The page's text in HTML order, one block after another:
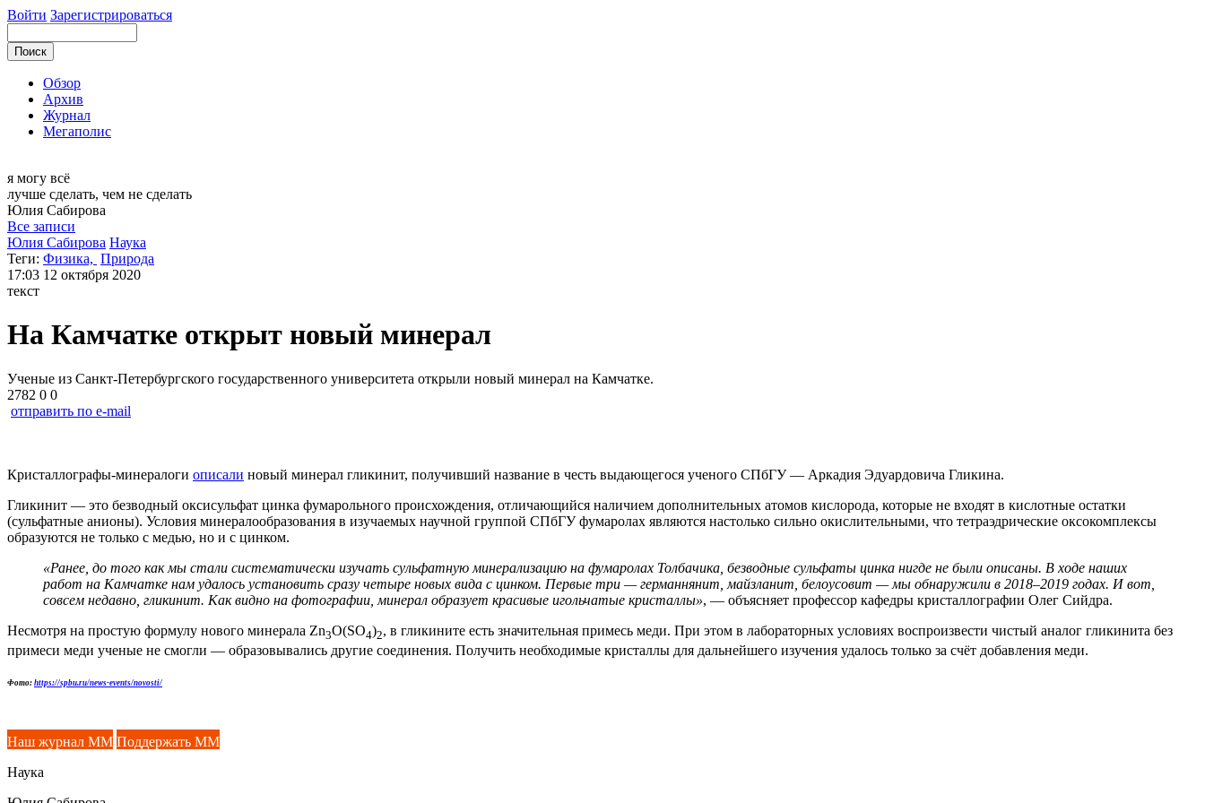
Войти Зарегистрироваться
Обзор
Архив
Журнал
Мегаполис
я могу всё
лучше сделать, чем не сделать
Юлия Сабирова
Все записи
Юлия Сабирова Наука
Теги: Физика, Природа
17:03 12 октября 2020
текст
На Камчатке открыт новый минерал
Ученые из Санкт-Петербургского государственного университета открыли новый минерал на Камчатке.
2782 0 0
отправить по e-mail
Кристаллографы-минералоги описали новый минерал гликинит, получивший название в честь выдающегося ученого СПбГУ — Аркадия Эдуардовича Гликина.
Гликинит — это безводный оксисульфат цинка фумарольного происхождения, отличающийся наличием дополнительных атомов кислорода, которые не входят в кислотные остатки
(сульфатные анионы). Условия минералообразования в изучаемых научной группой СПбГУ фумаролах являются настолько сильно окислительными, что тетраэдрические оксокомплексы
образуются не только с медью, но и с цинком.
«Ранее, до того как мы стали систематически изучать сульфатную минерализацию на фумаролах Толбачика, безводные сульфаты цинка нигде не были описаны. В ходе наших
работ на Камчатке нам удалось установить сразу четыре новых вида с цинком. Первые три — германнянит, майзланит, белоусовит — мы обнаружили в 2018–2019 годах. И вот,
совсем недавно, гликинит. Как видно на фотографии, минерал образует красивые игольчатые кристаллы», — объясняет профессор кафедры кристаллографии Олег Сийдра.
Несмотря на простую формулу нового минерала Zn3O(SO4)2, в гликините есть значительная примесь меди. При этом в лабораторных условиях воспроизвести чистый аналог гликинита без
примеси меди ученые не смогли — образовывались другие соединения. Получить необходимые кристаллы для дальнейшего изучения удалось только за счёт добавления меди.
Фото: https://spbu.ru/news-events/novosti/
Наш журнал ММ Поддержать ММ
Наука